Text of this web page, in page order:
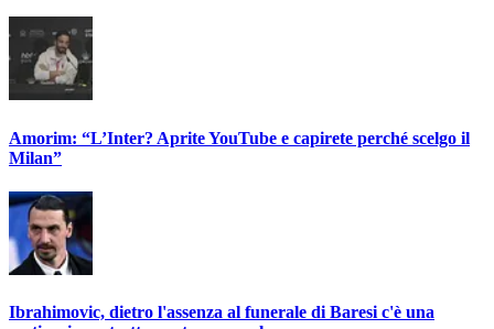
Amorim: “L’Inter? Aprite YouTube e capirete perché scelgo il
Milan”
Ibrahimovic, dietro l'assenza al funerale di Baresi c'è una